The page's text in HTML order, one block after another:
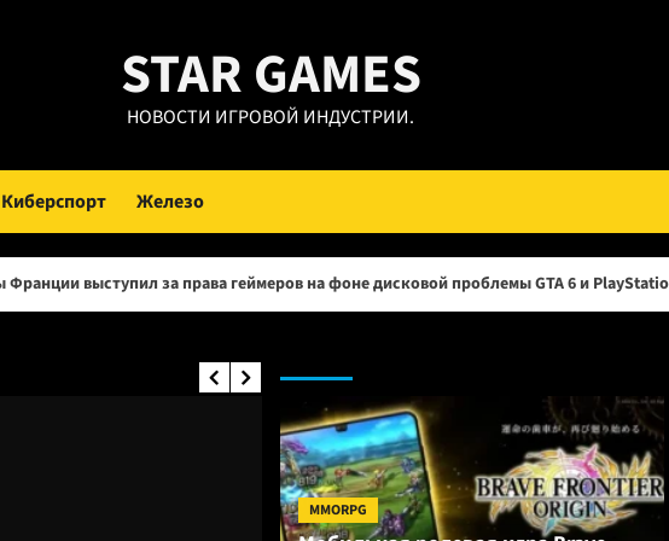
STAR GAMES
НОВОСТИ ИГРОВОЙ ИНДУСТРИИ.
Киберспорт Железо
за права геймеров на фоне дисковой проблемы GTA 6 и PlayStation
MMORPG